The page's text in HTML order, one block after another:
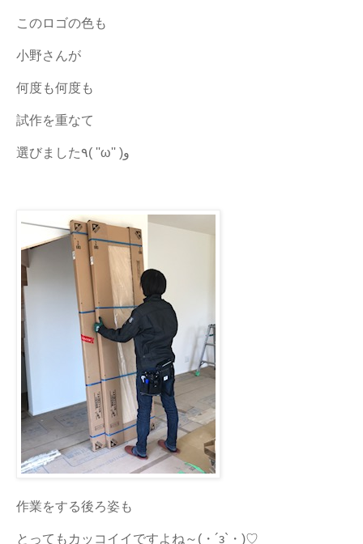
このロゴの色も
小野さんが
何度も何度も
試作を重なて
選びました٩( ''ω'' )و
作業をする後ろ姿も
とってもカッコイイですよね～(・´з`・)♡